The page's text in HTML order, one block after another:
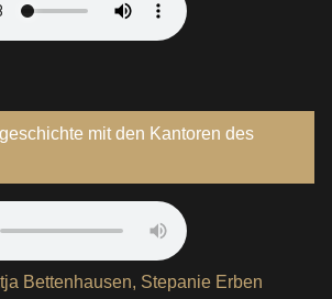
mit den Kantoren des
Bettenhausen, Stepanie Erben